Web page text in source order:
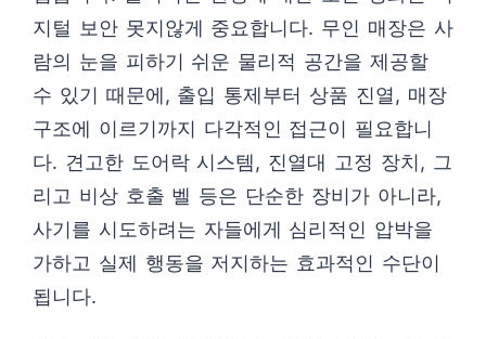
지털 보안 못지않게 중요합니다. 무인 매장은 사
람의 눈을 피하기 쉬운 물리적 공간을 제공할
수 있기 때문에, 출입 통제부터 상품 진열, 매장
구조에 이르기까지 다각적인 접근이 필요합니
다. 견고한 도어락 시스템, 진열대 고정 장치, 그
리고 비상 호출 벨 등은 단순한 장비가 아니라,
사기를 시도하려는 자들에게 심리적인 압박을
가하고 실제 행동을 저지하는 효과적인 수단이
됩니다.